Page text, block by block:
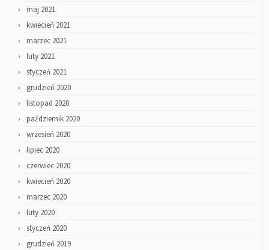
maj 2021
kwiecień 2021
marzec 2021
luty 2021
styczeń 2021
grudzień 2020
listopad 2020
październik 2020
wrzesień 2020
lipiec 2020
czerwiec 2020
kwiecień 2020
marzec 2020
luty 2020
styczeń 2020
grudzień 2019